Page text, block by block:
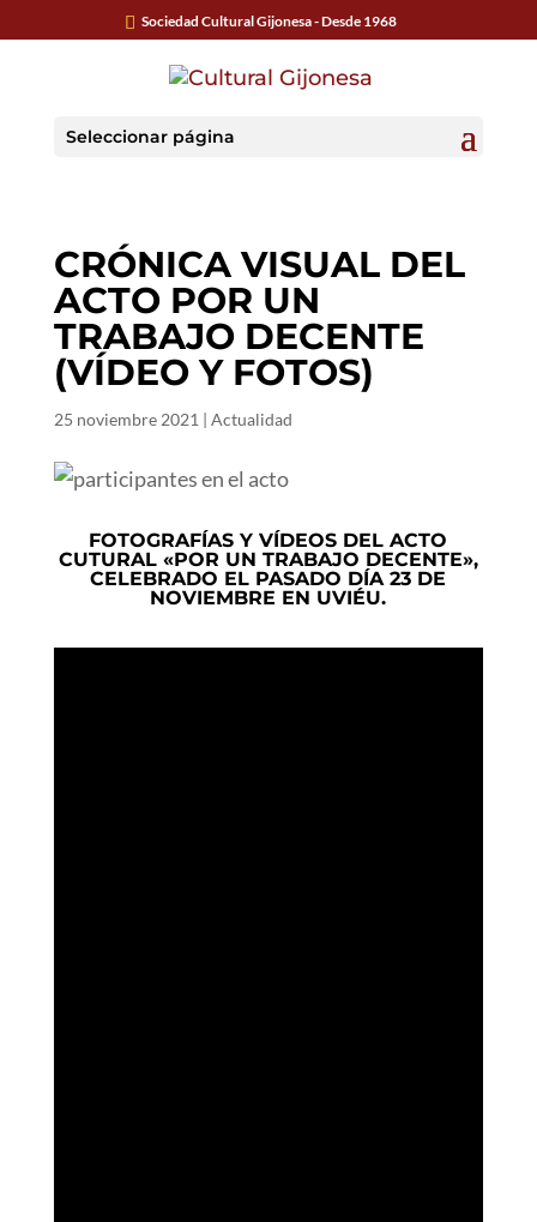
Sociedad Cultural Gijonesa - Desde 1968
Seleccionar página
CRÓNICA VISUAL DEL
ACTO POR UN
TRABAJO DECENTE
(VÍDEO Y FOTOS)
25 noviembre 2021 | Actualidad
FOTOGRAFÍAS Y VÍDEOS DEL ACTO
CUTURAL «POR UN TRABAJO DECENTE»,
CELEBRADO EL PASADO DÍA 23 DE
NOVIEMBRE EN UVIÉU.